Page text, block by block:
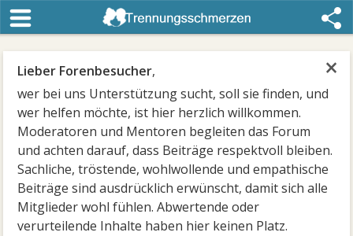
×
Lieber Forenbesucher,
wer bei uns Unterstützung sucht, soll sie finden, und
wer helfen möchte, ist hier herzlich willkommen.
Moderatoren und Mentoren begleiten das Forum
und achten darauf, dass Beiträge respektvoll bleiben.
Sachliche, tröstende, wohlwollende und empathische
Beiträge sind ausdrücklich erwünscht, damit sich alle
Mitglieder wohl fühlen. Abwertende oder
verurteilende Inhalte haben hier keinen Platz.